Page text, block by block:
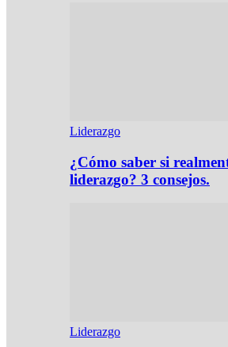
Liderazgo
¿Cómo saber si
liderazgo? 3 consejos.
Liderazgo